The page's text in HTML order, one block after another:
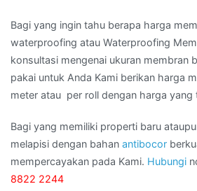
Bagi yang ingin tahu berapa harga
waterproofing atau Waterproofing
konsultasi mengenai ukuran membran
pakai untuk Anda Kami berikan harga
meter atau per roll dengan harga yang
Bagi yang memiliki properti baru
melapisi dengan bahan antibocor
mempercayakan pada Kami. Hubungi
8822 2244